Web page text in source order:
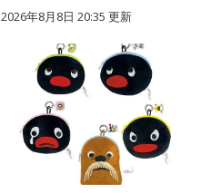
2026年8月8日 20:35 更新